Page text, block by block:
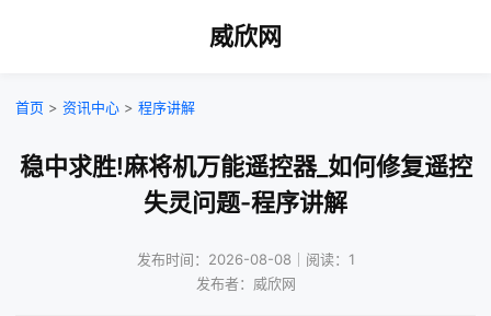
威欣网
首页 > 资讯中心 > 程序讲解
稳中求胜!麻将机万能遥控器_如何修复遥控
失灵问题-程序讲解
发布时间：2026-08-08｜阅读：1
发布者：威欣网